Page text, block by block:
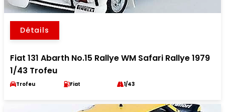
Détails
Fiat 131 Abarth No.15 Rallye WM Safari Rallye 1979
1/43 Trofeu
Trofeu Fiat 1/43